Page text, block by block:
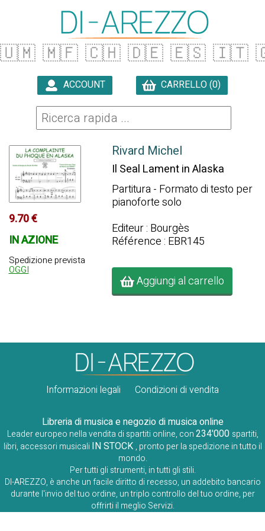
🇺🇲 🇲🇫 🇨🇭 🇩🇪 🇪🇸 🇮🇹
ACCOUNT CARRELLO (0)
9.70 €
IN AZIONE
Spedizione prevista
OGGI
Rivard Michel
Il Seal Lament in Alaska
Partitura - Formato di testo per
pianoforte solo
Editeur : Bourgès
Référence : EBR145
Aggiungi al carrello
Informazioni legali Condizioni di vendita
Libreria di musica e negozio di musica online
Leader europeo nella vendita di spartiti online, con234'000 spartiti,
libri, accessori musicali IN STOCK , pronto per la spedizione in tutto il
mondo.
Per tutti gli strumenti, in tutti gli stili.
DI-AREZZO, è anche un facile diritto di recesso, un addebito bancario
durante l'invio del tuo ordine, un triplo controllo del tuo ordine, per
offrirti il ​​meglio Servizi.